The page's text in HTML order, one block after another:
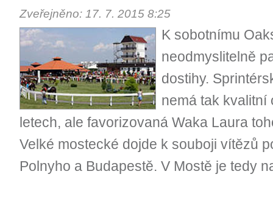
Zveřejněno: 17. 7. 2015 8:25
K sobotnímu
neodmyslitelně
dostihy.
nemá tak kvalitní
letech, ale favorizovaná Waka Laura
Velké mostecké dojde k souboji vítězů
Polnyho a Budapestě. V Mostě je tedy